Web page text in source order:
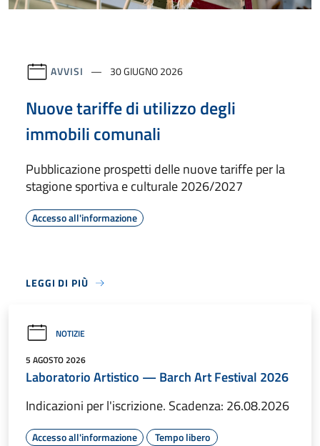
AVVISI 30 GIUGNO 2026
Nuove tariffe di utilizzo degli
immobili comunali
Pubblicazione prospetti delle nuove tariffe per la
stagione sportiva e culturale 2026/2027
Accesso all'informazione
LEGGI DI PIÙ
NOTIZIE
5 AGOSTO 2026
Laboratorio Artistico — Barch Art Festival 2026
Indicazioni per l'iscrizione. Scadenza: 26.08.2026
Accesso all'informazione Tempo libero